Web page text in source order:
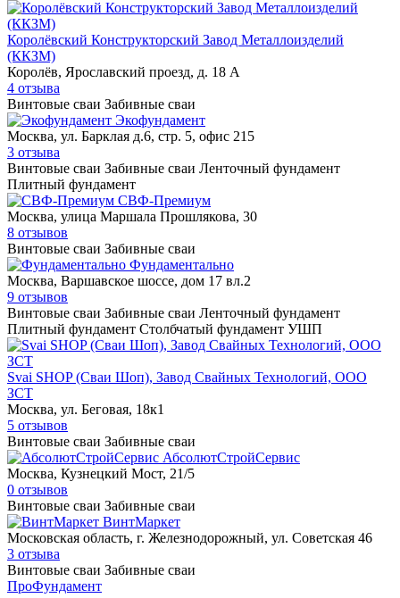
Королёвский Конструкторский Завод Металлоизделий
(ККЗМ)
Королёв, Ярославский проезд, д. 18 А
4 отзыва
Винтовые сваи Забивные сваи
Экофундамент
Москва, ул. Барклая д.6, стр. 5, офис 215
3 отзыва
Винтовые сваи Забивные сваи Ленточный фундамент
Плитный фундамент
СВФ-Премиум
Москва, улица Маршала Прошлякова, 30
8 отзывов
Винтовые сваи Забивные сваи
Фундаментально
Москва, Варшавское шоссе, дом 17 вл.2
9 отзывов
Винтовые сваи Забивные сваи Ленточный фундамент
Плитный фундамент Столбчатый фундамент УШП
Svai SHOP (Сваи Шоп), Завод Свайных Технологий, ООО
ЗСТ
Москва, ул. Беговая, 18к1
5 отзывов
Винтовые сваи Забивные сваи
АбсолютСтройСервис
Москва, Кузнецкий Мост, 21/5
0 отзывов
Винтовые сваи Забивные сваи
ВинтМаркет
Московская область, г. Железнодорожный, ул. Советская 46
3 отзыва
Винтовые сваи Забивные сваи
ПроФундамент